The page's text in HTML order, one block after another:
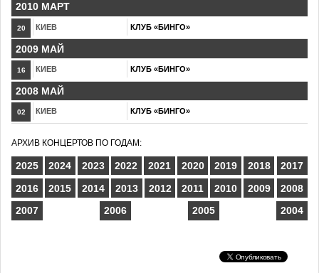
2010 МАРТ
20 КИЕВ КЛУБ «БИНГО»
2009 МАЙ
16 КИЕВ КЛУБ «БИНГО»
2008 МАЙ
02 КИЕВ КЛУБ «БИНГО»
АРХИВ КОНЦЕРТОВ ПО ГОДАМ:
2025 2024 2023 2022 2021 2020 2019 2018
2017
2016
2015 2014 2013 2012 2011 2010 2009
2008
2007
2006 2005 2004